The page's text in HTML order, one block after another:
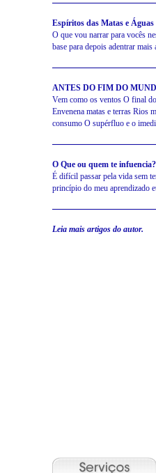
Espíritos das Matas e Águas
O que vou narrar para vocês
base para depois adentrar
ANTES DO FIM DO
Vem como os ventos O final
Envenena matas e terras Rios
consumo O supérfluo e o
O Que ou quem te infuencia?
É difícil passar pela vida sem
princípio do meu aprendizado
Leia mais artigos do autor.